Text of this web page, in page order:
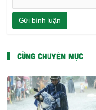
Gửi bình luận
CÙNG CHUYÊN MỤC